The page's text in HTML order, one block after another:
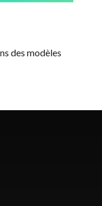
des modèles